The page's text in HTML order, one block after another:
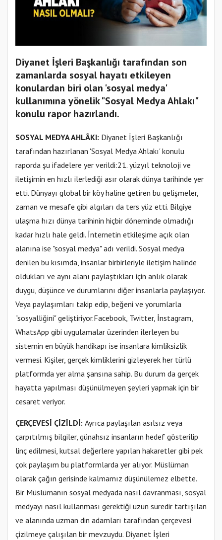
Diyanet İşleri Başkanlığı tarafından son
zamanlarda sosyal hayatı etkileyen
konulardan biri olan 'sosyal medya'
kullanımına yönelik "Sosyal Medya Ahlakı"
konulu rapor hazırlandı.
SOSYAL MEDYA AHLÂKI: Diyanet İşleri Başkanlığı
tarafından hazırlanan 'Sosyal Medya Ahlakı' konulu
raporda şu ifadelere yer verildi:21. yüzyıl teknoloji ve
iletişimin en hızlı ilerlediği asır olarak dünya tarihinde yer
etti. Dünyayı global bir köy haline getiren bu gelişmeler,
zaman ve mesafe gibi algıları da ters yüz etti. Bilgiye
ulaşma hızı dünya tarihinin hiçbir döneminde olmadığı
kadar hızlı hale geldi. İnternetin etkileşime açık olan
alanına ise "sosyal medya" adı verildi. Sosyal medya
denilen bu kısımda, insanlar birbirleriyle iletişim halinde
oldukları ve aynı alanı paylaştıkları için anlık olarak
duygu, düşünce ve durumlarını diğer insanlarla paylaşıyor.
Veya paylaşımları takip edip, beğeni ve yorumlarla
"sosyalliğini" geliştiriyor.Facebook, Twitter, İnstagram,
WhatsApp gibi uygulamalar üzerinden ilerleyen bu
sistemin en büyük handikapı ise insanlara kimliksizlik
vermesi. Kişiler, gerçek kimliklerini gizleyerek her türlü
platformda yer alma şansına sahip. Bu durum da gerçek
hayatta yapılması düşünülmeyen şeyleri yapmak için bir
cesaret veriyor.
ÇERÇEVESİ ÇİZİLDİ: Ayrıca paylaşılan asılsız veya
çarpıtılmış bilgiler, günahsız insanların hedef gösterilip
linç edilmesi, kutsal değerlere yapılan hakaretler gibi pek
çok paylaşım bu platformlarda yer alıyor. Müslüman
olarak çağın gerisinde kalmamız düşünülemez elbette.
Bir Müslümanın sosyal medyada nasıl davranması, sosyal
medyayı nasıl kullanması gerektiği uzun süredir tartışılan
ve alanında uzman din adamları tarafından çerçevesi
çizilmeye çalışılan bir mevzuydu. Diyanet İşleri